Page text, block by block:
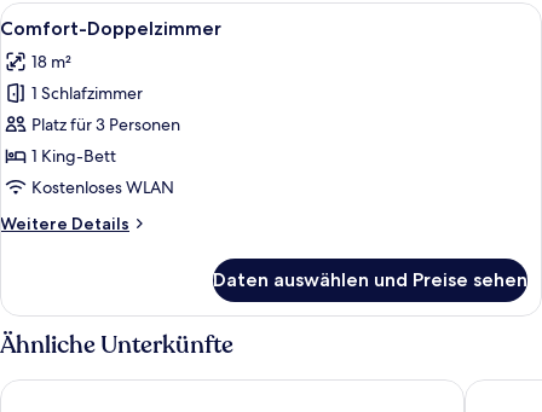
Alle
Fotos
für
Comfort-
Doppelzimmer
anzeigen
Ein Hotelzimmer mit hölzernem
4
Comfort-Doppelzimmer
18 m²
1 Schlafzimmer
Platz für 3 Personen
1 King-Bett
Kostenloses WLAN
Weitere Details
Weitere
Doppelzimmer
Daten auswählen und Preise sehen
Ähnliche Unterkünfte
Premier Inn Heidelberg City Centre